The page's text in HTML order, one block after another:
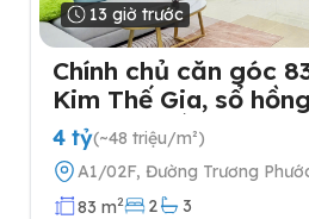
13 giờ trước
Chính chủ căn góc
Kim Thế Gia, sổ
full nội thất
4 tỷ(~48 triệu/m²)
A1/02F, Đường Trương
Trị Đông, Quận Bình Tân,
83 m2 2
3